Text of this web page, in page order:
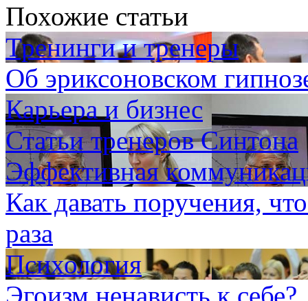
Похожие статьи
Тренинги и тренеры
Об эриксоновском
Карьера и бизнес
Статьи тренеров Синтона
Эффективная
Как давать поручения,
раза
Психология
Эгоизм ненависть к себе?